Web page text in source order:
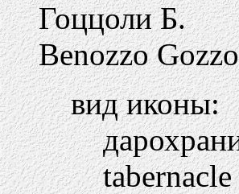
Гоццоли Б.
Benozzo
вид иконы:
tabernacle